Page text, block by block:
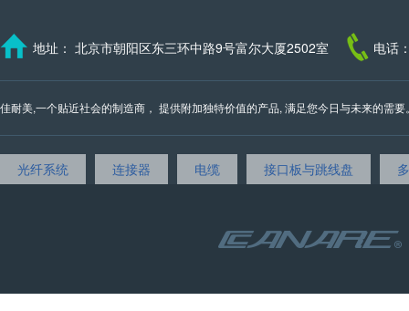
地址： 北京市朝阳区东三环中路9号富尔大厦2502室 电话
佳耐美,一个贴近社会的制造商， 提供附加独特价值的产品, 满足您今日与未来的需
光纤系统 连接器 电缆 接口板与跳线盘